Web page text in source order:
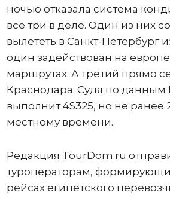
ночью отказала система
все три в деле. Один из них
вылететь в Санкт-Петербург
один задействован на
маршрутах. А третий прямо
Краснодара. Судя по данным
выполнит 4S325, но не ранее
местному времени.
Редакция TourDom.ru
туроператорам,
рейсах египетского